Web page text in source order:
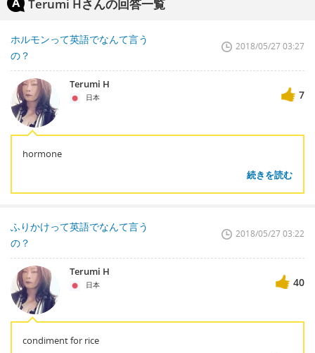
Terumi Hさんの回答一覧
ホルモンって英語でなんて言う
の？
2018/05/27 03:27
Terumi H
日本 7
hormone
続きを読む
ふりかけって英語でなんて言う
の？
2018/05/27 03:22
Terumi H
日本 40
condiment for rice